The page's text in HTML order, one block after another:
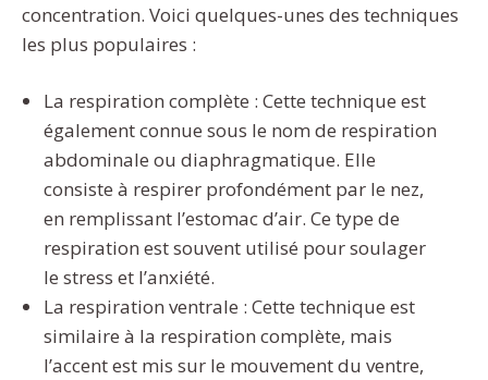
concentration. Voici quelques-unes des techniques
les plus populaires :
La respiration complète : Cette technique est
également connue sous le nom de respiration
abdominale ou diaphragmatique. Elle
consiste à respirer profondément par le nez,
en remplissant l’estomac d’air. Ce type de
respiration est souvent utilisé pour soulager
le stress et l’anxiété.
La respiration ventrale : Cette technique est
similaire à la respiration complète, mais
l’accent est mis sur le mouvement du ventre,